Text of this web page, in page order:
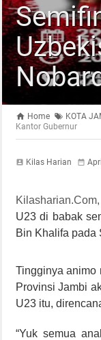
Home KOTA
Kantor Gubernur
Kilas Harian
U23 di babak
Bin Khalifa pada
Tingginya animo
Provinsi Jambi
U23 itu,
“Yuk semua